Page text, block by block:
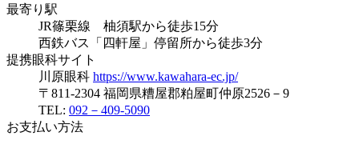
最寄り駅
JR篠栗線 柚須駅から徒歩15分
西鉄バス「四軒屋」停留所から徒歩3分
提携眼科サイト
川原眼科 https://www.kawahara-ec.jp/
〒811-2304 福岡県糟屋郡粕屋町仲原2526－9
TEL: 092－409-5090
お支払い方法